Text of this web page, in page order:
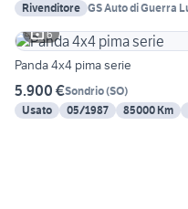
Rivenditore GS Auto di Guerra
6
Panda 4x4 pima serie
5.900 €Sondrio(SO)
Usato
05/1987 85000 Km